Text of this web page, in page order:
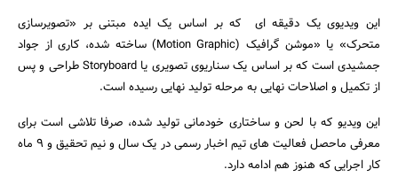
این ویدیوی یک دقیقه ای که بر اساس یک ایده مبتنی بر «تصویرسازی
متحرک» یا «موشن گرافیک (Motion Graphic) ساخته شده، کاری از جواد
جمشیدی است که بر اساس یک سناریوی تصویری یا Storyboard طراحی و پس
از تکمیل و اصلاحات نهایی به مرحله تولید نهایی رسیده است.
این ویدیو که با لحن و ساختاری خودمانی تولید شده، صرفا تلاشی است برای
معرفی ماحصل فعالیت های تیم اخبار رسمی در یک سال و نیم تحقیق و 9 ماه
کار اجرایی که هنوز هم ادامه دارد.